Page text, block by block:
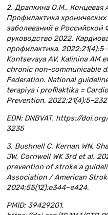
2. Драпкина О.М., Концевая
Профилактика
заболеваний в
руководство 2022.
профилактика.
Kontsevaya AV, Kalinina AM
chronic non-communicable
Federation. National
terapiya i profilaktika =
Prevention.
EDN: DNBVAT. https://
3235
3. Bushnell C, Kernan WN,
JW, Cornwell WK 3rd et al.
prevention of stroke a
Association / American
2024;55(12):e344–e424.
PMID: 39429201.